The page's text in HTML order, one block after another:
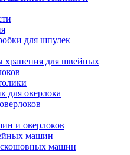
для шпулек
хранения для швейных
для оверлока
и оверлоков
машин
машин